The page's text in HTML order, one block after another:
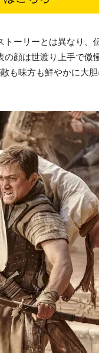
ーリーとは異なり、
顔は世渡り上手で傲
も味方も鮮やかに大